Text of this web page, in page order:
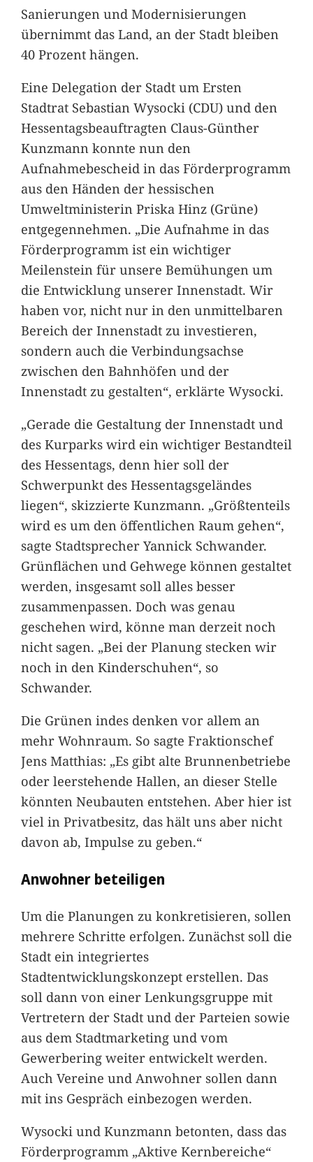
Sanierungen und Modernisierungen
übernimmt das Land, an der Stadt bleiben
40 Prozent hängen.
Eine Delegation der Stadt um Ersten
Stadtrat Sebastian Wysocki (CDU) und den
Hessentagsbeauftragten Claus-Günther
Kunzmann konnte nun den
Aufnahmebescheid in das Förderprogramm
aus den Händen der hessischen
Umweltministerin Priska Hinz (Grüne)
entgegennehmen. „Die Aufnahme in das
Förderprogramm ist ein wichtiger
Meilenstein für unsere Bemühungen um
die Entwicklung unserer Innenstadt. Wir
haben vor, nicht nur in den unmittelbaren
Bereich der Innenstadt zu investieren,
sondern auch die Verbindungsachse
zwischen den Bahnhöfen und der
Innenstadt zu gestalten“, erklärte Wysocki.
„Gerade die Gestaltung der Innenstadt und
des Kurparks wird ein wichtiger Bestandteil
des Hessentags, denn hier soll der
Schwerpunkt des Hessentagsgeländes
liegen“, skizzierte Kunzmann. „Größtenteils
wird es um den öffentlichen Raum gehen“,
sagte Stadtsprecher Yannick Schwander.
Grünflächen und Gehwege können gestaltet
werden, insgesamt soll alles besser
zusammenpassen. Doch was genau
geschehen wird, könne man derzeit noch
nicht sagen. „Bei der Planung stecken wir
noch in den Kinderschuhen“, so
Schwander.
Die Grünen indes denken vor allem an
mehr Wohnraum. So sagte Fraktionschef
Jens Matthias: „Es gibt alte Brunnenbetriebe
oder leerstehende Hallen, an dieser Stelle
könnten Neubauten entstehen. Aber hier ist
viel in Privatbesitz, das hält uns aber nicht
davon ab, Impulse zu geben.“
Anwohner beteiligen
Um die Planungen zu konkretisieren, sollen
mehrere Schritte erfolgen. Zunächst soll die
Stadt ein integriertes
Stadtentwicklungskonzept erstellen. Das
soll dann von einer Lenkungsgruppe mit
Vertretern der Stadt und der Parteien sowie
aus dem Stadtmarketing und vom
Gewerbering weiter entwickelt werden.
Auch Vereine und Anwohner sollen dann
mit ins Gespräch einbezogen werden.
Wysocki und Kunzmann betonten, dass das
Förderprogramm „Aktive Kernbereiche“